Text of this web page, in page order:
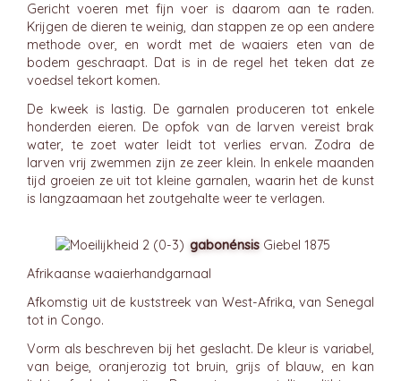
Gericht voeren met fijn voer is daarom aan te raden.
Krijgen de dieren te weinig, dan stappen ze op een andere
methode over, en wordt met de waaiers eten van de
bodem geschraapt. Dat is in de regel het teken dat ze
voedsel tekort komen.
De kweek is lastig. De garnalen produceren tot enkele
honderden eieren. De opfok van de larven vereist brak
water, te zoet water leidt tot verlies ervan. Zodra de
larven vrij zwemmen zijn ze zeer klein. In enkele maanden
tijd groeien ze uit tot kleine garnalen, waarin het de kunst
is langzaamaan het zoutgehalte weer te verlagen.
gabonénsis Giebel 1875
Afrikaanse waaierhandgarnaal
Afkomstig uit de kuststreek van West-Afrika, van Senegal
tot in Congo.
Vorm als beschreven bij het geslacht. De kleur is variabel,
van beige, oranjerozig tot bruin, grijs of blauw, en kan